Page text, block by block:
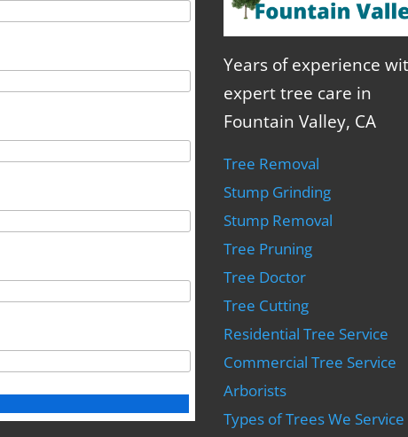
Years of experience
expert tree care in
Fountain Valley, CA
Tree Removal
Stump Grinding
Stump Removal
Tree Pruning
Tree Doctor
Tree Cutting
Residential Tree Service
Commercial Tree Service
Arborists
Types of Trees We Service